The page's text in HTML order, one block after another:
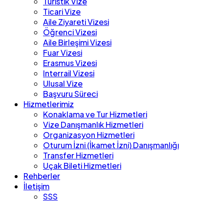
Ticari Vize
Aile Ziyareti Vizesi
Öğrenci Vizesi
Aile Birleşimi Vizesi
Fuar Vizesi
Erasmus Vizesi
Interrail Vizesi
Ulusal Vize
Başvuru Süreci
Hizmetlerimiz
Konaklama ve Tur Hizmetleri
Vize Danışmanlık Hizmetleri
Organizasyon Hizmetleri
Oturum İzni (İkamet İzni) Danışmanlığı
Transfer Hizmetleri
Uçak Bileti Hizmetleri
Rehberler
İletişim
SSS